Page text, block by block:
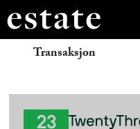
Transaksjon